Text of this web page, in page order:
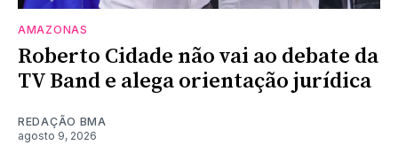
AMAZONAS
Roberto Cidade não vai ao debate da
TV Band e alega orientação jurídica
REDAÇÃO BMA
agosto 9, 2026